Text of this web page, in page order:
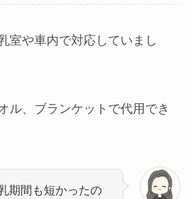
室や車内で対応していまし
ル、ブランケットで代用でき
期間も短かったの